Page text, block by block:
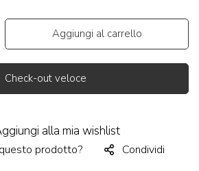
Aggiungi al carrello
Check-out veloce
alla mia wishlist
prodotto? Condividi